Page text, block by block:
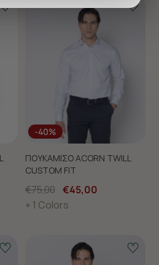
υπηρεσίες και
τις επιλογές σας ή
σας επιλέξτε το
πάσα στιγμή με ισχύ για το
να μάθετε περισσότερα
-40%
ΠΟΥΚΑΜΙΣΟ ACORN TWILL
CUSTOM FIT
€75,00 €45,00
+ 1 Colors